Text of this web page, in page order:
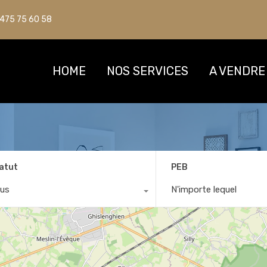
75 60 58
HOME NOS SERVICES A VENDRE
75 60 58
HOME NOS SERVICES A VENDRE
PEB
N'importe lequel